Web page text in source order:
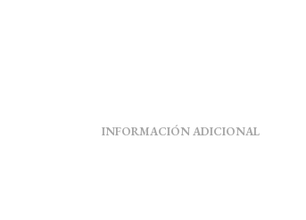
INFORMACIÓN ADICIONAL